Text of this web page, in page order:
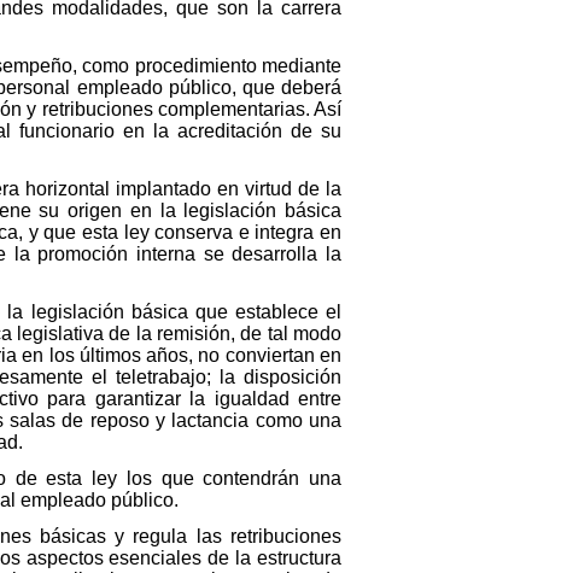
modalidades, que son la carrera
como procedimiento mediante
empleado público, que deberá
y retribuciones complementarias. Así
funcionario en la acreditación de su
horizontal implantado en virtud de la
su origen en la legislación básica
y que esta ley conserva e integra en
la promoción interna se desarrolla la
legislación básica que establece el
legislativa de la remisión, de tal modo
en los últimos años, no conviertan en
el teletrabajo; la disposición
para garantizar la igualdad entre
de reposo y lactancia como una
de esta ley los que contendrán una
empleado público.
básicas y regula las retribuciones
aspectos esenciales de la estructura